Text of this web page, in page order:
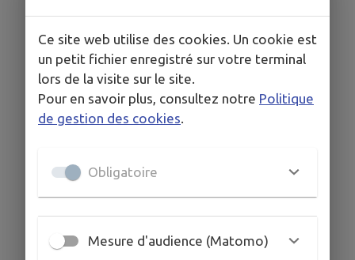
Signaler
Ce site web utilise des cookies. Un cookie est
un petit fichier enregistré sur votre terminal
lors de la visite sur le site.
Pour en savoir plus, consultez notre Politique
de gestion des cookies
Obligatoire
Mesure d'audience (Matomo)